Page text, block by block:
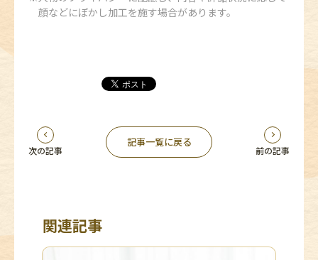
顔などにぼかし加工を施す場合があります。
次の記事
記事一覧に戻る
前の記事
関連記事